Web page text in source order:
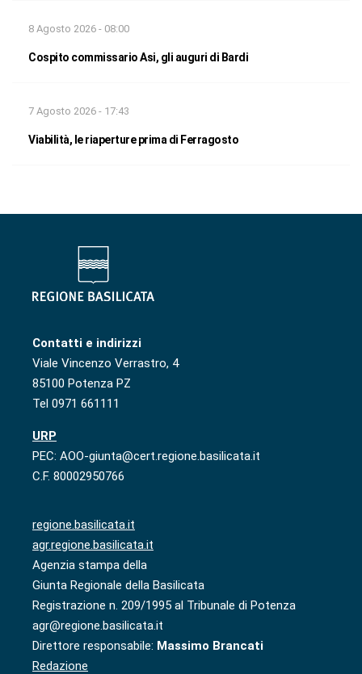
8 Agosto 2026 - 08:00
Cospito commissario Asi, gli auguri di Bardi
7 Agosto 2026 - 17:43
Viabilità, le riaperture prima di Ferragosto
Contatti e indirizzi
Viale Vincenzo Verrastro, 4
85100 Potenza PZ
Tel 0971 661111
URP
PEC: AOO-giunta@cert.regione.basilicata.it
C.F. 80002950766
regione.basilicata.it
agr.regione.basilicata.it
Agenzia stampa della
Giunta Regionale della Basilicata
Registrazione n. 209/1995 al Tribunale di Potenza
agr@regione.basilicata.it
Direttore responsabile: Massimo Brancati
Redazione